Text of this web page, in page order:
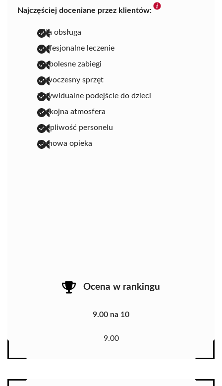
Najczęściej doceniane przez klientów:
miła obsługa
profesjonalne leczenie
bezbolesne zabiegi
nowoczesny sprzęt
indywidualne podejście do dzieci
spokojna atmosfera
cierpliwość personelu
fachowa opieka
Ocena w rankingu
9.00 na 10
9.00